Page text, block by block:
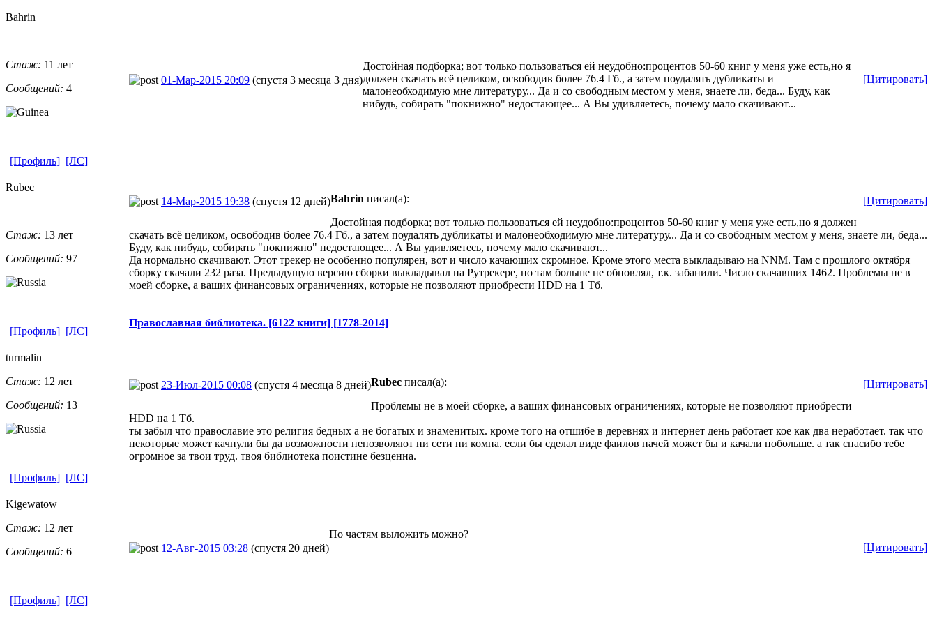
Bahrin
Стаж: 11 лет
Сообщений: 4
01-Мар-2015 20:09 (спустя 3 месяца 3 дня) [Цитировать]
Достойная подборка; вот только пользоваться ей неудобно:процентов 50-60 книг у меня уже есть,но я
должен скачать всё целиком, освободив более 76.4 Гб., а затем поудалять дубликаты и
малонеобходимую мне литературу... Да и со свободным местом у меня, знаете ли, беда... Буду, как
нибудь, собирать "покнижно" недостающее... А Вы удивляетесь, почему мало скачивают...
[Профиль] [ЛС]
Rubec
Стаж: 13 лет
Сообщений: 97
14-Мар-2015 19:38 (спустя 12 дней) [Цитировать]
Bahrin писал(а):
Достойная подборка; вот только пользоваться ей неудобно:процентов 50-60 книг у меня уже есть,но я должен
скачать всё целиком, освободив более 76.4 Гб., а затем поудалять дубликаты и малонеобходимую мне литературу... Да и со свободным местом у меня, знаете ли, беда...
Буду, как нибудь, собирать "покнижно" недостающее... А Вы удивляетесь, почему мало скачивают...
Да нормально скачивают. Этот трекер не особенно популярен, вот и число качающих скромное. Кроме этого места выкладываю на NNM. Там с прошлого октября
сборку скачали 232 раза. Предыдущую версию сборки выкладывал на Рутрекере, но там больше не обновлял, т.к. забанили. Число скачавших 1462. Проблемы не в
моей сборке, а ваших финансовых ограничениях, которые не позволяют приобрести HDD на 1 Тб.
Православная​ библиотека. [6122 книги] [1778-2014]
[Профиль] [ЛС]
turmalin
Стаж: 12 лет
Сообщений: 13
23-Июл-2015 00:08 (спустя 4 месяца 8 дней) [Цитировать]
Rubec писал(а):
Проблемы не в моей сборке, а ваших финансовых ограничениях, которые не позволяют приобрести
HDD на 1 Тб.
ты забыл что православие это религия бедных а не богатых и знаменитых. кроме того на отшибе в деревнях и интернет день работает кое как два неработает. так что
некоторые может качнули бы да возможности непозволяют ни сети ни компа. если бы сделал виде фаилов пачей может бы и качали побольше. а так спасибо тебе
огромное за твои труд. твоя библиотека поистине безценна.
[Профиль] [ЛС]
Kigewatow
Стаж: 12 лет
Сообщений: 6 12-Авг-2015 03:28 (спустя 20 дней) [Цитировать]
По частям выложить можно?
[Профиль] [ЛС]